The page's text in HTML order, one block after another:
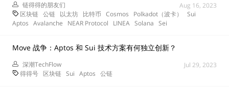
链得得的朋友们
Aug 16, 2023
区块链 公链 以太坊 比特币 Cosmos Polkadot（波卡）
Sui
Aptos Avalanche NEAR Protocol LINEA Solana Sei
Move 战争：Aptos 和 Sui 技术方案有何独立创新？
深潮TechFlow
Jul 29, 2023
得得号 区块链 Sui Aptos 公链